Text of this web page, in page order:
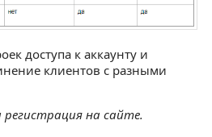
доступа к аккаунту и
клиентов с разными
регистрация на сайте.